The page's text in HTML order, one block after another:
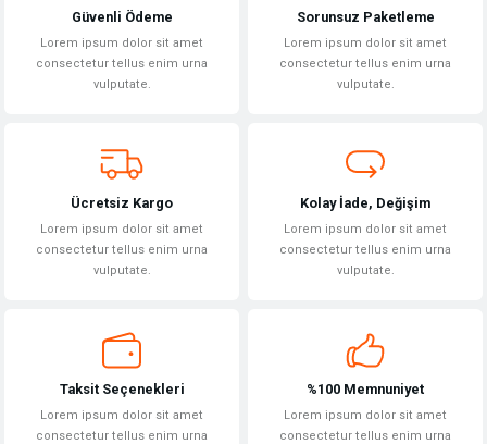
Güvenli Ödeme
Lorem ipsum dolor sit amet
consectetur tellus enim urna
vulputate.
Sorunsuz Paketleme
Lorem ipsum dolor sit amet
consectetur tellus enim urna
vulputate.
Ücretsiz Kargo
Lorem ipsum dolor sit amet
consectetur tellus enim urna
vulputate.
Kolay İade, Değişim
Lorem ipsum dolor sit amet
consectetur tellus enim urna
vulputate.
Taksit Seçenekleri
Lorem ipsum dolor sit amet
consectetur tellus enim urna
%100 Memnuniyet
Lorem ipsum dolor sit amet
consectetur tellus enim urna